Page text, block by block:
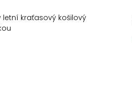
kraťasový košilový